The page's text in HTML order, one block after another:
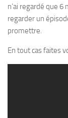
n’ai regardé que 6
regarder un
promettre.
En tout cas faites